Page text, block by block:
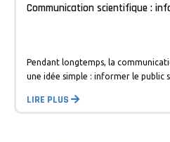
Communication scientifique :
Pendant longtemps, la
une idée simple : informer le public
LIRE PLUS